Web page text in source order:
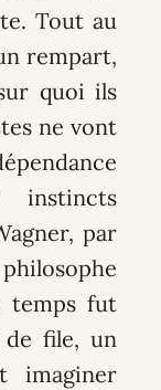
Tout au
rempart,
quoi ils
ne vont
par
temps fut
file, un
imaginer